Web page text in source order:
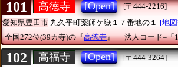
101 高徳寺 [Open]
[〒444-2216]
愛知県豊田市 九久平町薬師ケ嶽１７番地の１
[地
全国272位(39カ寺)の『高徳寺』 法人コード=「
102 高福寺 [Open]
[〒444-3264]